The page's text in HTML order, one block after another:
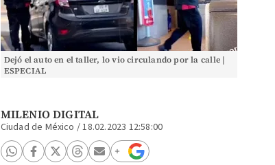
Dejó el auto en el taller, lo vio circulando por la calle |
ESPECIAL
MILENIO DIGITAL
Ciudad de México /18.02.2023 12:58:00